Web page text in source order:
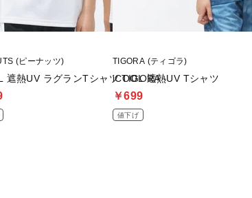
(ピーナッツ)
遮熱UV ラグランTシャツ TIGORA
TIGORA (ティゴラ)
iCOOL 遮熱UV Tシャツ
￥699
値下げ